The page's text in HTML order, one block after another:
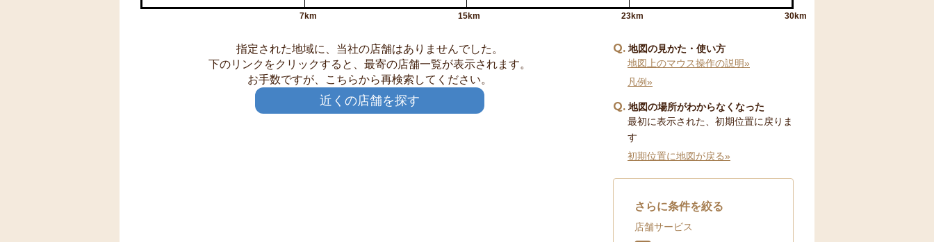
7km 15km 23km 30km
指定された地域に、当社の店舗はありませんでした。
下のリンクをクリックすると、最寄の店舗一覧が表示されます。
お手数ですが、こちらから再検索してください。
近くの店舗を探す
Q 地図の見かた・使い方
地図上のマウス操作の説明»
凡例»
Q 地図の場所がわからなくなった
最初に表示された、初期位置に戻りま
す
初期位置に地図が戻る»
さらに条件を絞る
店舗サービス